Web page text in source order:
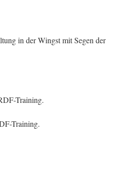
in der Wingst mit Segen der
Training.
Training.